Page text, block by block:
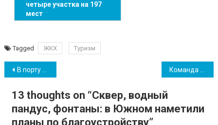
четыре участка на 197
мест
Tagged ЖКХ Туризм
Навігація
записів
В порту «Южный» пересмотрят и многократно усилят систему охраны труда Команда Суперлиги СК “Химик” уходит на карантин: матчи перенесены
13 thoughts on “Сквер, водный
пандус, фонтаны: в Южном наметили
планы по благоустройству”